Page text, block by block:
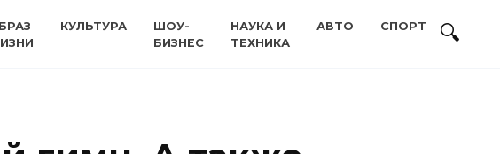
КУЛЬТУРА
ШОУ-
БИЗНЕС
НАУКА И
ТЕХНИКА
АВТО СПОРТ